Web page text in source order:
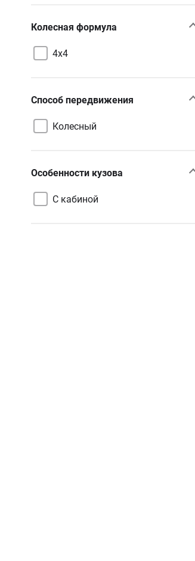
Колесная формула
4х4
Способ передвижения
Колесный
Особенности кузова
С кабиной